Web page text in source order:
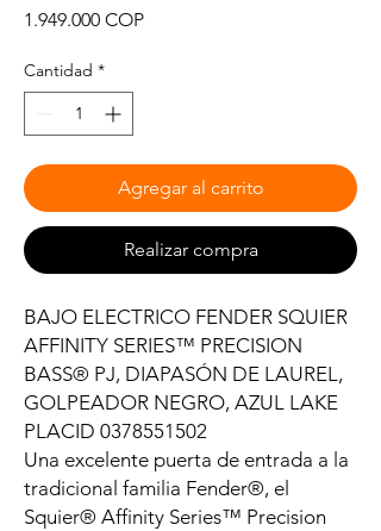
1.949.000 COPPrecio
Cantidad *
Agregar al carrito
Realizar compra
BAJO ELECTRICO FENDER SQUIER
AFFINITY SERIES™ PRECISION
BASS® PJ, DIAPASÓN DE LAUREL,
GOLPEADOR NEGRO, AZUL LAKE
PLACID 0378551502
Una excelente puerta de entrada a la
tradicional familia Fender®, el
Squier® Affinity Series™ Precision